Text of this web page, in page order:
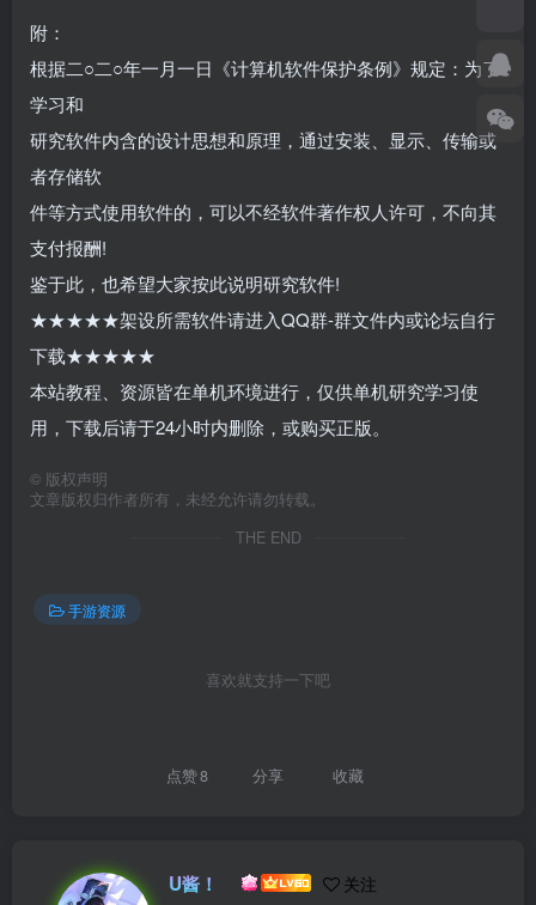
附：
根据二○二○年一月一日《计算机软件保护条例》规定：为了
学习和
研究软件内含的设计思想和原理，通过安装、显示、传输或
者存储软
件等方式使用软件的，可以不经软件著作权人许可，不向其
支付报酬!
鉴于此，也希望大家按此说明研究软件!
★★★★★架设所需软件请进入QQ群-群文件内或论坛自行
下载★★★★★
本站教程、资源皆在单机环境进行，仅供单机研究学习使
用，下载后请于24小时内删除，或购买正版。
© 版权声明
文章版权归作者所有，未经允许请勿转载。
THE END
手游资源
喜欢就支持一下吧
点赞8 分享 收藏
U酱！ 关注